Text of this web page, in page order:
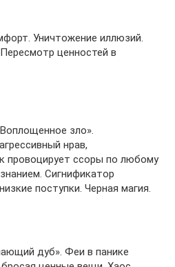
Уничтожение иллюзий.
ценностей в
зло».
нрав,
провоцирует ссоры по любому
Сигнификатор
поступки. Черная магия.
дуб». Феи в панике